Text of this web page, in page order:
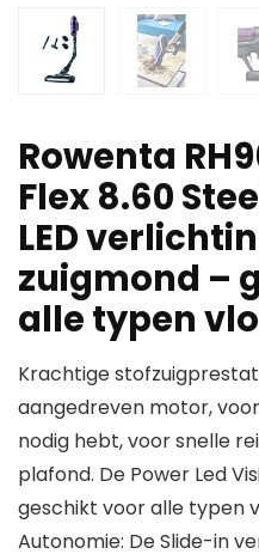
Rowenta
Flex 8.60
LED
zuigmond –
alle typen
Krachtige
aangedreven motor,
nodig hebt, voor snelle
plafond. De Power Led
geschikt voor alle typen
Autonomie: De Slide-in